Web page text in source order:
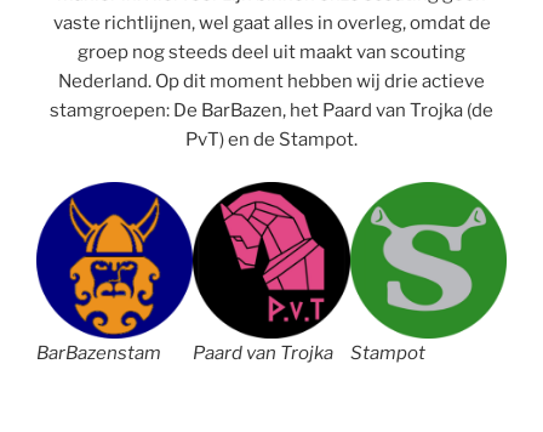
vaste richtlijnen, wel gaat alles in overleg, omdat de
groep nog steeds deel uit maakt van scouting
Nederland. Op dit moment hebben wij drie actieve
stamgroepen: De BarBazen, het Paard van Trojka (de
PvT) en de Stampot.
BarBazenstam Paard van Trojka Stampot